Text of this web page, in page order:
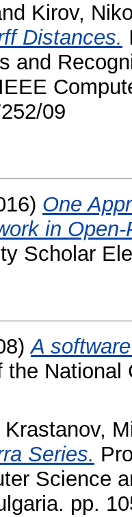
Kirov,
Distances.
and
09
One
in
Scholar
A
the
Krastanov,
Series.
Science
pp.